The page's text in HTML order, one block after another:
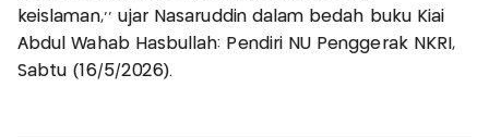
keislaman,’’ ujar Nasaruddin dalam bedah buku Kiai
Abdul Wahab Hasbullah: Pendiri NU Penggerak NKRI,
Sabtu (16/5/2026).